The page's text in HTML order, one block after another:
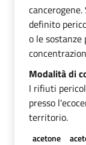
definito
o le sostanze
Modalità di
I rifiuti
presso
territorio.
acetone